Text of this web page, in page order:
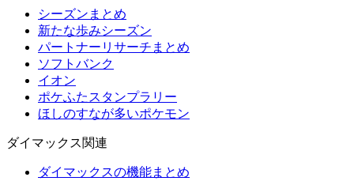
シーズンまとめ
新たな歩みシーズン
パートナーリサーチまとめ
ソフトバンク
イオン
ポケふたスタンプラリー
ほしのすなが多いポケモン
ダイマックス関連
ダイマックスの機能まとめ